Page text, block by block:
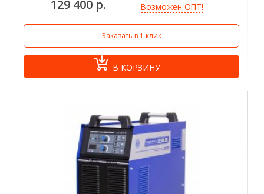
129 400 р. Возможен ОПТ!
Заказать в 1 клик
В КОРЗИНУ